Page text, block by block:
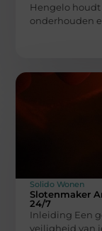
Hengelo
onderhouden
Solido Wonen
Slotenmaker
24/7
Inleiding Een
veiligheid van